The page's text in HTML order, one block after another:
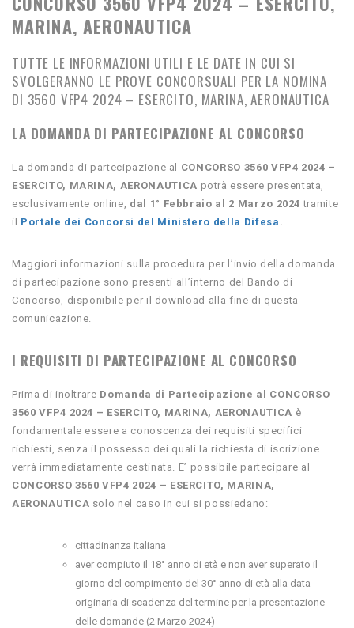
MARINA, AERONAUTICA
TUTTE LE INFORMAZIONI UTILI E LE DATE IN CUI SI
SVOLGERANNO LE PROVE CONCORSUALI PER LA NOMINA
DI 3560 VFP4 2024 – ESERCITO, MARINA, AERONAUTICA
LA DOMANDA DI PARTECIPAZIONE AL CONCORSO
La domanda di partecipazione al CONCORSO 3560 VFP4 2024 –
ESERCITO, MARINA, AERONAUTICA potrà essere presentata,
esclusivamente online, dal 1° Febbraio al 2 Marzo 2024 tramite
il Portale dei Concorsi del Ministero della Difesa .
Maggiori informazioni sulla procedura per l’invio della domanda
di partecipazione sono presenti all’interno del Bando di
Concorso, disponibile per il download alla fine di questa
comunicazione.
I REQUISITI DI PARTECIPAZIONE AL CONCORSO
Prima di inoltrare Domanda di Partecipazione al CONCORSO
3560 VFP4 2024 – ESERCITO, MARINA, AERONAUTICA è
fondamentale essere a conoscenza dei requisiti specifici
richiesti, senza il possesso dei quali la richiesta di iscrizione
verrà immediatamente cestinata. E’ possibile partecipare al
CONCORSO 3560 VFP4 2024 – ESERCITO, MARINA,
AERONAUTICA solo nel caso in cui si possiedano:
cittadinanza italiana
aver compiuto il 18° anno di età e non aver superato il
giorno del compimento del 30° anno di età alla data
originaria di scadenza del termine per la presentazione
delle domande (2 Marzo 2024)